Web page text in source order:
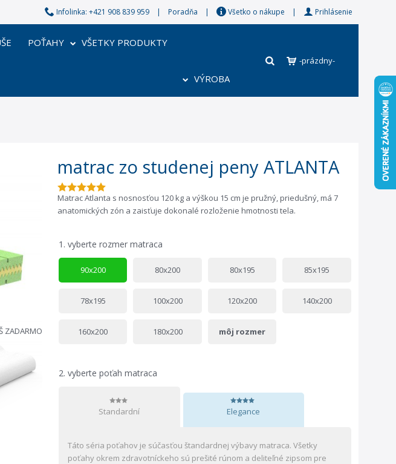
Infolinka: +421 908 839 959 | Poradňa | Všetko o nákupe | Prihlásenie
POŤAHY VŠETKY PRODUKTY
VÝROBA
-prázdny-
ZADARMO
matrac zo studenej peny ATLANTA
Matrac Atlanta s nosnosťou 120 kg a výškou 15 cm je pružný, priedušný, má 7
anatomických zón a zaisťuje dokonalé rozloženie hmotnosti tela.
1. vyberte rozmer matraca
90x200 80x200 80x195 85x195
78x195 100x200 120x200 140x200
160x200 180x200 môj rozmer
2. vyberte poťah matraca
Standardní Elegance
Táto séria poťahov je súčasťou štandardnej výbavy matraca. Všetky
poťahy okrem zdravotníckeho sú prešité rúnom a deliteľné zipsom pre